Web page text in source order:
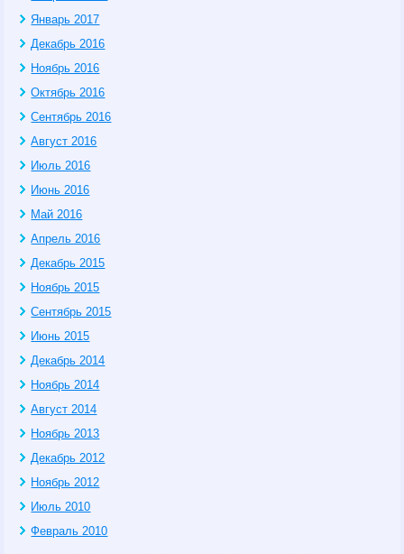
Январь 2017
Декабрь 2016
Ноябрь 2016
Октябрь 2016
Сентябрь 2016
Август 2016
Июль 2016
Июнь 2016
Май 2016
Апрель 2016
Декабрь 2015
Ноябрь 2015
Сентябрь 2015
Июнь 2015
Декабрь 2014
Ноябрь 2014
Август 2014
Ноябрь 2013
Декабрь 2012
Ноябрь 2012
Июль 2010
Февраль 2010